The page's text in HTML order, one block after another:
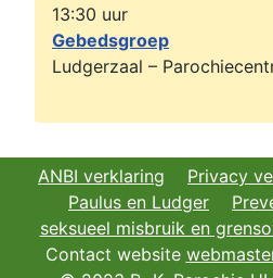
13:30 uur
Gebedsgroep
Ludgerzaal –
ANBI verklaring
Privacy
Paulus en Ludger
seksueel misbruik en
Contact website